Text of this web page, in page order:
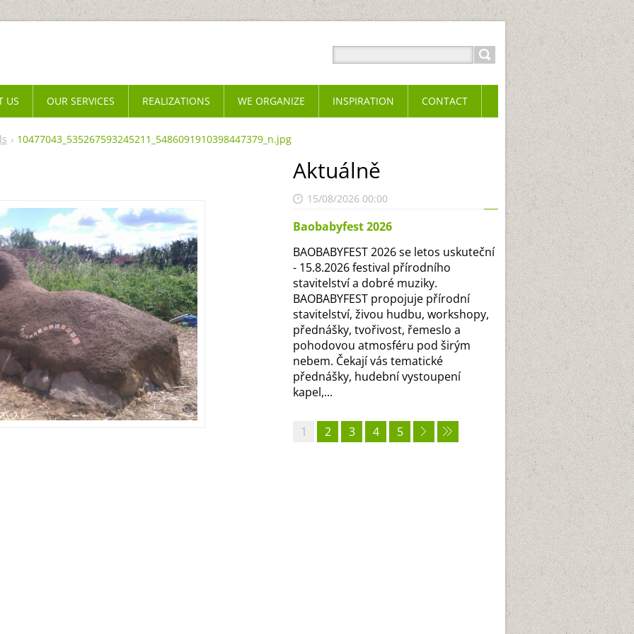
10477043_535267593245211_5486091910398447379_n.jpg
Aktuálně
15/08/2026 00:00
Baobabyfest 2026
BAOBABYFEST 2026 se letos uskuteční
- 15.8.2026 festival přírodního
stavitelství a dobré muziky.
BAOBABYFEST propojuje přírodní
stavitelství, živou hudbu, workshopy,
přednášky, tvořivost, řemeslo a
pohodovou atmosféru pod širým
nebem. Čekají vás tematické
přednášky, hudební vystoupení
kapel,...
1 2 3 4 5
US OUR SERVICES REALIZATIONS WE ORGANIZE INSPIRATION CONTACT